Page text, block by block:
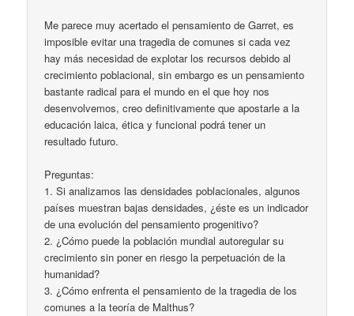
Me parece muy acertado el pensamiento de Garret, es
imposible evitar una tragedia de comunes si cada vez
hay más necesidad de explotar los recursos debido al
crecimiento poblacional, sin embargo es un pensamiento
bastante radical para el mundo en el que hoy nos
desenvolvemos, creo definitivamente que apostarle a la
educación laica, ética y funcional podrá tener un
resultado futuro.
Preguntas:
1. Si analizamos las densidades poblacionales, algunos
países muestran bajas densidades, ¿éste es un indicador
de una evolución del pensamiento progenitivo?
2. ¿Cómo puede la población mundial autoregular su
crecimiento sin poner en riesgo la perpetuación de la
humanidad?
3. ¿Cómo enfrenta el pensamiento de la tragedia de los
comunes a la teoría de Malthus?